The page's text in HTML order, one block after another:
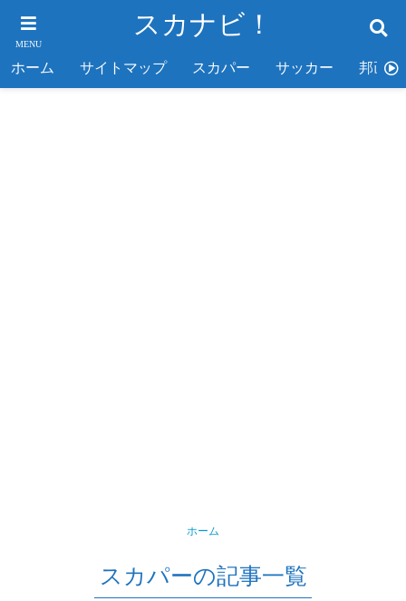
MENU
スカナビ！
ホーム サイトマップ スカパー サッカー 邦画
ホーム
スカパーの記事一覧